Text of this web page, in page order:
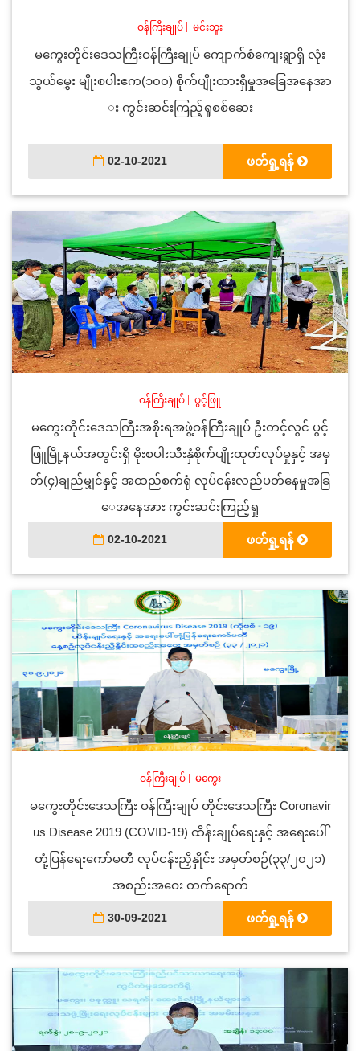
ဝန်ကြီးချုပ် မင်းဘူး
မကွေးတိုင်းဒေသကြီးဝန်ကြီးချုပ် ကျောက်စံကျေးရွာရှိ လုံး
သွယ်မွှေး မျိုးစပါးဧက(၁၀၀) စိုက်ပျိုးထားရှိမှုအခြေအနေအာ
း ကွင်းဆင်းကြည့်ရှုစစ်ဆေး
02-10-2021 ဖတ်ရှု့ရန်
ဝန်ကြီးချုပ် ပွင့်ဖြူ
မကွေးတိုင်းဒေသကြီးအစိုးရအဖွဲ့ဝန်ကြီးချုပ် ဦးတင့်လွင် ပွင့်
ဖြူမြို့နယ်အတွင်းရှိ မိုးစပါးသီးနှံစိုက်ပျိုးထုတ်လုပ်မှုနှင့် အမှ
တ်(၄)ချည်မျှင်နှင့် အထည်စက်ရုံ လုပ်ငန်းလည်ပတ်နေမှုအခြ
ေအနေအား ကွင်းဆင်းကြည့်ရှု
02-10-2021 ဖတ်ရှု့ရန်
ဝန်ကြီးချုပ်| မကွေး
မကွေးတိုင်းဒေသကြီး ဝန်ကြီးချုပ် တိုင်းဒေသကြီး Coronavir
us Disease 2019 (COVID-19) ထိန်းချုပ်ရေးနှင့် အရေးပေါ်
တုံ့ပြန်ရေးကော်မတီ လုပ်ငန်းညှိနှိုင်း အမှတ်စဉ်(၃၃/၂၀၂၁)
အစည်းအဝေး တက်ရောက်
30-09-2021 ဖတ်ရှု့ရန်